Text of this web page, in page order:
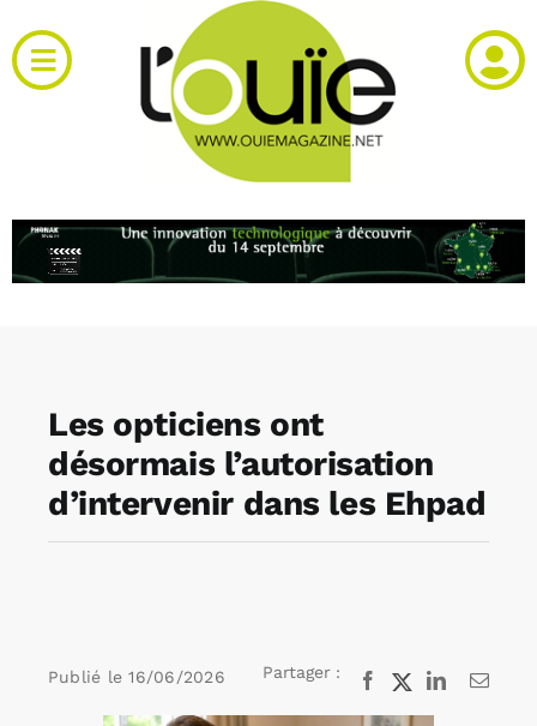
au
contenu
Toggle
Navigation
RH et emploi
Agenda
Annonces emploi
Les opticiens ont
désormais l’autorisation
d’intervenir dans les Ehpad
Publié le 16/06/2026 Partager : Facebook
X LinkedInEmail